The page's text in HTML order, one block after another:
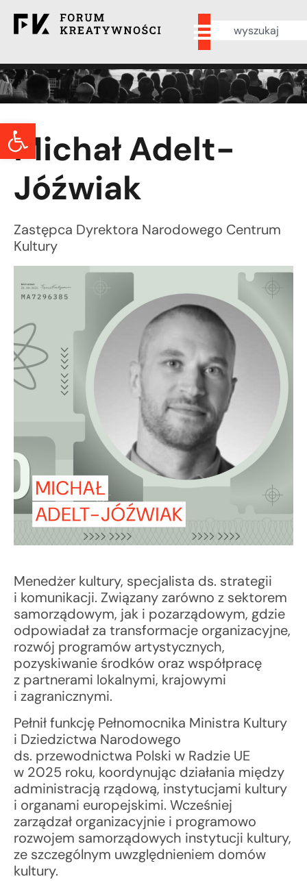
Otwórz pasek narzędzi
Michał Adelt-
Jóźwiak
Zastępca Dyrektora Narodowego Centrum
Kultury
Menedżer kultury, specjalista ds. strategii
i komunikacji. Związany zarówno z sektorem
samorządowym, jak i pozarządowym, gdzie
odpowiadał za transformacje organizacyjne,
rozwój programów artystycznych,
pozyskiwanie środków oraz współpracę
z partnerami lokalnymi, krajowymi
i zagranicznymi.
Pełnił funkcję Pełnomocnika Ministra Kultury
i Dziedzictwa Narodowego
ds. przewodnictwa Polski w Radzie UE
w 2025 roku, koordynując działania między
administracją rządową, instytucjami kultury
i organami europejskimi. Wcześniej
zarządzał organizacyjnie i programowo
rozwojem samorządowych instytucji kultury,
ze szczególnym uwzględnieniem domów
kultury.